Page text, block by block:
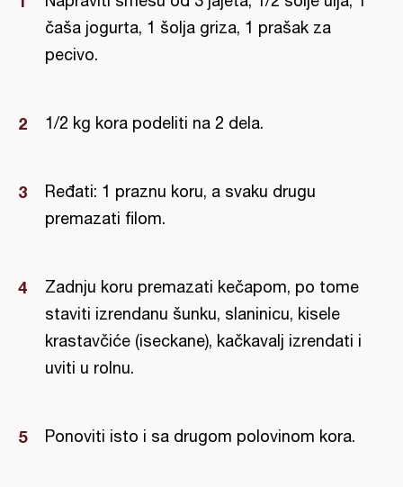
čaša jogurta, 1 šolja griza, 1 prašak za
pecivo.
1/2 kg kora podeliti na 2 dela.
Ređati: 1 praznu koru, a svaku drugu
premazati filom.
Zadnju koru premazati kečapom, po tome
staviti izrendanu šunku, slaninicu, kisele
krastavčiće (iseckane), kačkavalj izrendati i
uviti u rolnu.
Ponoviti isto i sa drugom polovinom kora.